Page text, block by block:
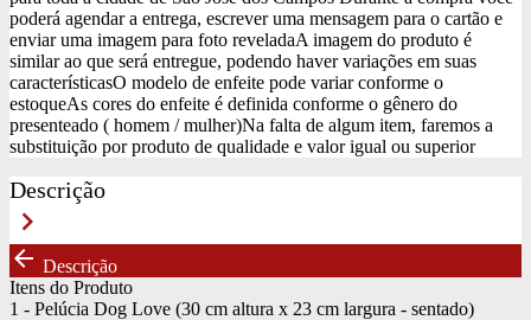
poderá agendar a entrega, escrever uma mensagem para o cartão e
enviar uma imagem para foto reveladaA imagem do produto é
similar ao que será entregue, podendo haver variações em suas
característicasO modelo de enfeite pode variar conforme o
estoqueAs cores do enfeite é definida conforme o gênero do
presenteado ( homem / mulher)Na falta de algum item, faremos a
substituição por produto de qualidade e valor igual ou superior
Descrição
keyboard_arrow_right
arrow_back Descrição
Itens do Produto
1 - Pelúcia Dog Love (30 cm altura x 23 cm largura - sentado)